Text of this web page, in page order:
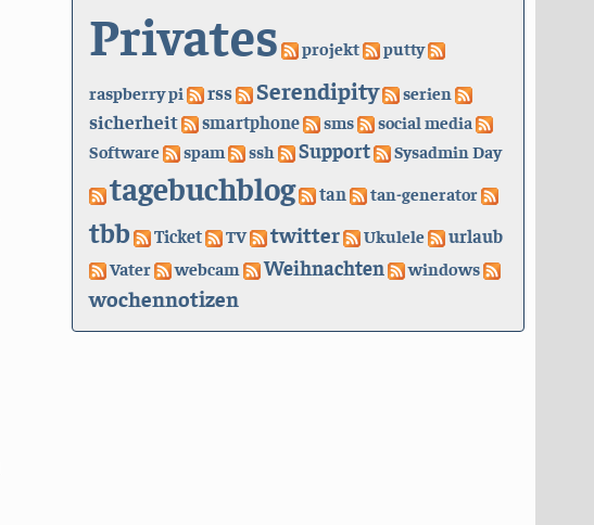
Privates projekt putty
raspberry pi rss Serendipity serien
sicherheit smartphone sms
social media
Software
spam ssh Support Sysadmin Day
tagebuchblog tan tan-generator
tbb Ticket TV twitter Ukulele urlaub
Vater webcam Weihnachten windows
wochennotizen